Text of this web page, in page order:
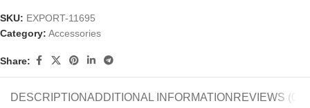
SKU: EXPORT-11695
Category: Accessories
Share:
DESCRIPTIONADDITIONAL INFORMATION REVIEWS (0)